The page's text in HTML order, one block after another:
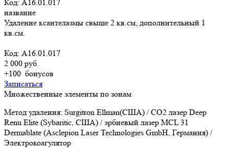
Код: A16.01.017
название
Удаление ксантелазмы свыше 2 кв.см, дополнительный 1
кв.см.
Код: A16.01.017
2 000 руб.
+100 бонусов
Записаться
Множественные элементы по зонам
Метод удаления: Surgitron Ellman(США) / CO2 лазер Deep
Renu Elite (Sybaritic, США) / эрбиевый лазер MCL 31
Dermablate (Asclepion Laser Technologies GmbH, Германия) /
Электрокоагулятор